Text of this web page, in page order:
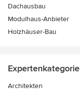
Dachausbau
Modulhaus-Anbieter
Holzhäuser-Bau
Expertenkategorie
Architekten